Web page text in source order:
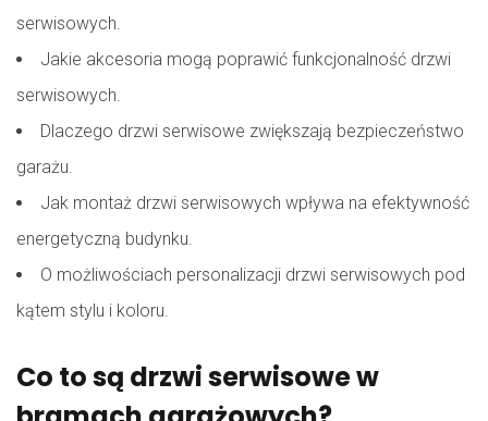
serwisowych.
Jakie akcesoria mogą poprawić funkcjonalność drzwi
serwisowych.
Dlaczego drzwi serwisowe zwiększają bezpieczeństwo
garażu.
Jak montaż drzwi serwisowych wpływa na efektywność
energetyczną budynku.
O możliwościach personalizacji drzwi serwisowych pod
kątem stylu i koloru.
Co to są drzwi serwisowe w